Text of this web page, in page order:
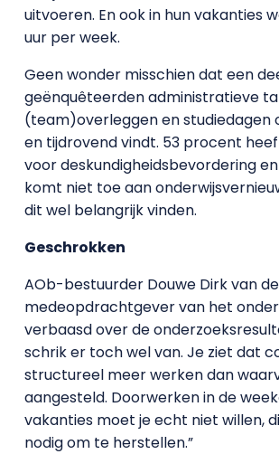
uitvoeren. En ook in hun vakanties
uur per week.
Geen wonder misschien dat een
geënquêteerden administratieve
(team)overleggen en studiedagen
en tijdrovend vindt. 53 procent
voor deskundigheidsbevordering
komt niet toe aan
dit wel belangrijk vinden.
Geschrokken
AOb-bestuurder Douwe Dirk van
medeopdrachtgever van het
verbaasd over de
schrik er toch wel van. Je ziet dat
structureel meer werken dan
aangesteld. Doorwerken in de
vakanties moet je echt niet willen,
nodig om te herstellen.”